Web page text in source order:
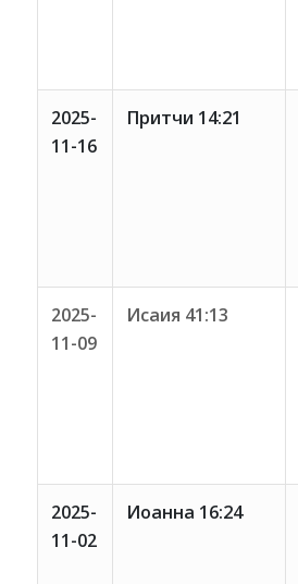
2025-
11-16
Притчи 14:21
2025-
11-09
Исаия 41:13
2025-
11-02
Иоанна 16:24